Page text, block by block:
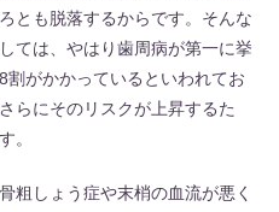
とも脱落するからです。そんな
ては、やはり歯周病が第一に挙
がかかっているといわれてお
らにそのリスクが上昇するた
。
粗しょう症や末梢の血流が悪く